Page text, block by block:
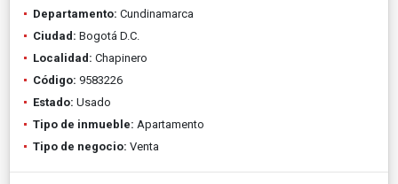
Departamento: Cundinamarca
Ciudad: Bogotá D.C.
Localidad: Chapinero
Código: 9583226
Estado: Usado
Tipo de inmueble: Apartamento
Tipo de negocio: Venta